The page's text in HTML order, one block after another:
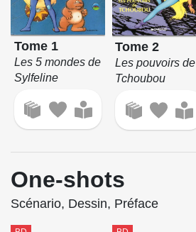
Tome 1
Les 5 mondes de
Sylfeline
Tome 2
Les pouvoirs de
Tchoubou
One-shots
Scénario, Dessin, Préface